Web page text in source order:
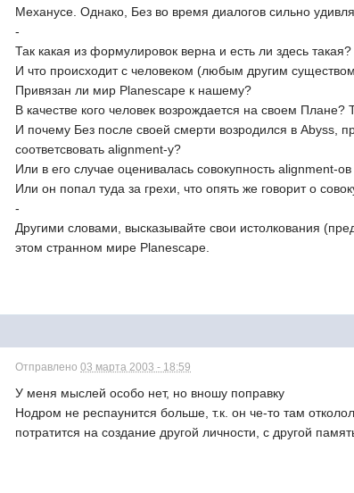
Механусе. Однако, Без во время диалогов сильно
-
Так какая из формулировок верна и есть ли здесь такая?
И что происходит с человеком (любым другим
Привязан ли мир Planescape к нашему?
В качестве кого человек возрождается на своем Плане?
И почему Без после своей смерти возродился в Abyss,
соответсвовать alignment-у?
Или в его случае оценивалась совокупность alignment-
Или он попал туда за грехи, что опять же говорит о
-
Другими словами, высказывайте свои истолкования
этом странном мире Planescape.
Отправлено03 марта 2003 - 18:59
У меня мыслей особо нет, но вношу поправку
Нодром не респаунится больше, т.к. он че-то там
потратится на создание другой личности, с другой